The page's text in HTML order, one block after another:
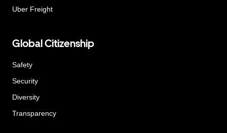
Uber Freight
Global Citizenship
Safety
Security
Diversity
Transparency